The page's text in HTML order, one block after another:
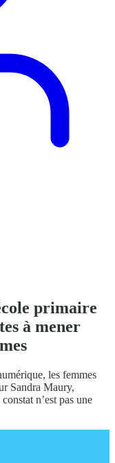
primaire
à mener
les femmes
Sandra Maury,
n’est pas une